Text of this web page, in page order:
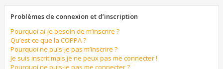
Problèmes de connexion et d’inscription
Pourquoi ai-je besoin de m’inscrire ?
Qu’est-ce que la COPPA ?
Pourquoi ne puis-je pas m’inscrire ?
Je suis inscrit mais je ne peux pas me connecter !
Pourquoi ne puis-je pas me connecter ?